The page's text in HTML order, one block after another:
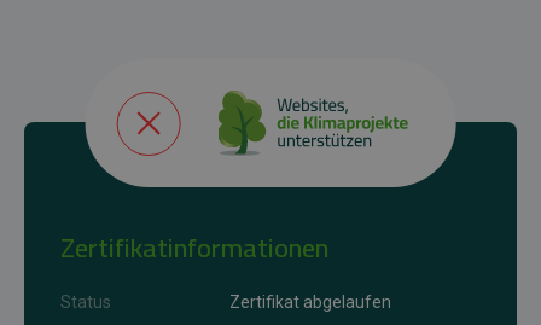
Zertifikatinformationen
Status
Zertifikat abgelaufen